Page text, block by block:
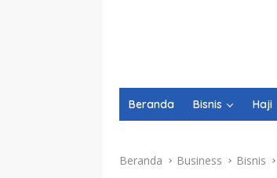
Beranda Bisnis Haji
Beranda Business Bisnis